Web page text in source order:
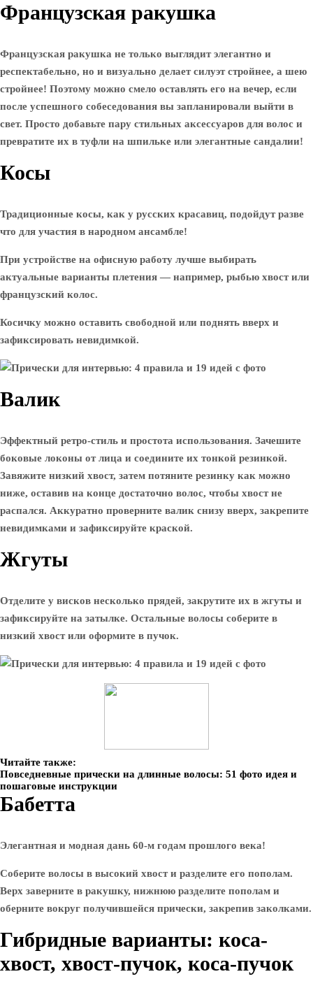
Французская ракушка
Французская ракушка не только выглядит элегантно и
респектабельно, но и визуально делает силуэт стройнее, а шею
стройнее! Поэтому можно смело оставлять его на вечер, если
после успешного собеседования вы запланировали выйти в
свет. Просто добавьте пару стильных аксессуаров для волос и
превратите их в туфли на шпильке или элегантные сандалии!
Косы
Традиционные косы, как у русских красавиц, подойдут разве
что для участия в народном ансамбле!
При устройстве на офисную работу лучше выбирать
актуальные варианты плетения — например, рыбью хвост или
французский колос.
Косичку можно оставить свободной или поднять вверх и
зафиксировать невидимкой.
Валик
Эффектный ретро-стиль и простота использования. Зачешите
боковые локоны от лица и соедините их тонкой резинкой.
Завяжите низкий хвост, затем потяните резинку как можно
ниже, оставив на конце достаточно волос, чтобы хвост не
распался. Аккуратно проверните валик снизу вверх, закрепите
невидимками и зафиксируйте краской.
Жгуты
Отделите у висков несколько прядей, закрутите их в жгуты и
зафиксируйте на затылке. Остальные волосы соберите в
низкий хвост или оформите в пучок.
Читайте также:
Повседневные прически на длинные волосы: 51 фото идея и
пошаговые инструкции
Бабетта
Элегантная и модная дань 60-м годам прошлого века!
Соберите волосы в высокий хвост и разделите его пополам.
Верх заверните в ракушку, нижнюю разделите пополам и
оберните вокруг получившейся прически, закрепив заколками.
Гибридные варианты: коса-
хвост, хвост-пучок, коса-пучок